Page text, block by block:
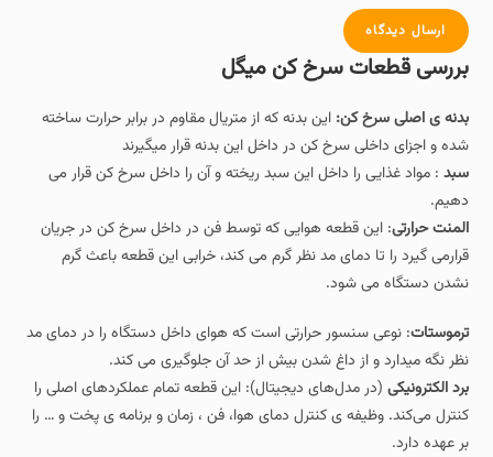
ارسال دیدگاه
بررسی قطعات سرخ‌ کن میگل
بدنه ی اصلی سرخ کن:این بدنه که از متریال مقاوم در برابر حرارت ساخته
شده و اجزای داخلی سرخ کن در داخل این بدنه قرار میگیرند
سبد : مواد غذایی را داخل این سبد ریخته و آن را داخل سرخ کن قرار می
دهیم.
المنت حرارتی: این قطعه هوایی که توسط فن در داخل سرخ کن در جریان
قرارمی گیرد را تا دمای مد نظر گرم می کند، خرابی این قطعه باعث گرم
نشدن دستگاه می شود.
ترموستات: نوعی سنسور حرارتی است که هوای داخل دستگاه را در دمای مد
نظر نگه میدارد و از داغ شدن بیش از حد آن جلوگیری می کند.
برد الکترونیکی (در مدل‌های دیجیتال): این قطعه تمام عملکردهای اصلی را
کنترل می‌کند. وظیفه ی کنترل دمای هوا، فن ، زمان و برنامه ی پخت و … را
بر عهده دارد.